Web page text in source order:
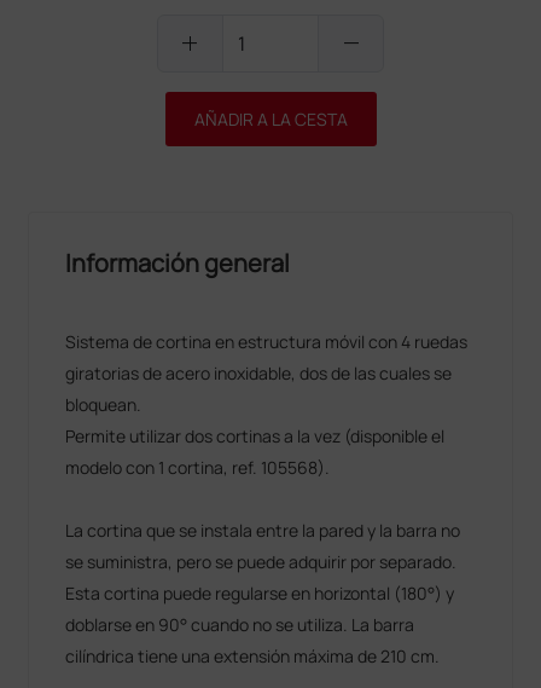
add remove
AÑADIR A LA CESTA
Información general
Sistema de cortina en estructura móvil con 4 ruedas
giratorias de acero inoxidable, dos de las cuales se
bloquean.
Permite utilizar dos cortinas a la vez (disponible el
modelo con 1 cortina, ref. 105568).
La cortina que se instala entre la pared y la barra no
se suministra, pero se puede adquirir por separado.
Esta cortina puede regularse en horizontal (180°) y
doblarse en 90° cuando no se utiliza. La barra
cilíndrica tiene una extensión máxima de 210 cm.